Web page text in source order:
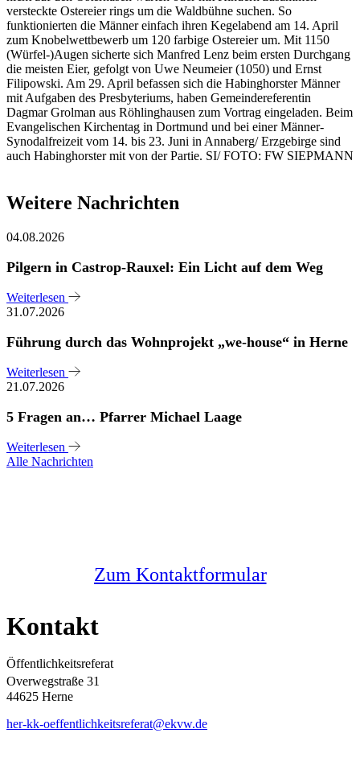
versteckte Ostereier rings um die Waldbühne suchen. So
funktionierten die Männer einfach ihren Kegelabend am 14. April
zum Knobelwettbewerb um 120 farbige Ostereier um. Mit 1150
(Würfel-)Augen sicherte sich Manfred Lenz beim ersten Durchgang
die meisten Eier, gefolgt von Uwe Neumeier (1050) und Ernst
Filipowski. Am 29. April befassen sich die Habinghorster Männer
mit Aufgaben des Presbyteriums, haben Gemeindereferentin
Dagmar Grolman aus Röhlinghausen zum Vortrag eingeladen. Beim
Evangelischen Kirchentag in Dortmund und bei einer Männer-
Synodalfreizeit vom 14. bis 23. Juni in Annaberg/ Erzgebirge sind
auch Habinghorster mit von der Partie. SI/ FOTO: FW SIEPMANN
Weitere Nachrichten
04.08.2026
Pilgern in Castrop-Rauxel: Ein Licht auf dem Weg
Weiterlesen
31.07.2026
Führung durch das Wohnprojekt „we-house“ in Herne
Weiterlesen
21.07.2026
5 Fragen an… Pfarrer Michael Laage
Weiterlesen
Alle Nachrichten
Zum Kontaktformular
Kontakt
Öffentlichkeitsreferat
Overwegstraße 31
44625 Herne
her-kk-oeffentlichkeitsreferat@ekvw.de